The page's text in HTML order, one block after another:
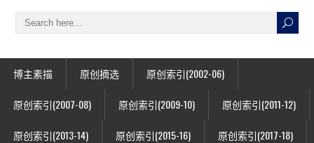
博主素描 原创摘选 原创索引(2002-06)
原创索引(2007-08) 原创索引(2009-10) 原创索引(2011-12)
原创索引(2013-14) 原创索引(2015-16) 原创索引(2017-18)